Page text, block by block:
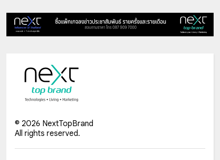
© 2026 NextTopBrand
All rights reserved.